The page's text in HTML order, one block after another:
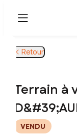
Retour
Terrain à
VENDU